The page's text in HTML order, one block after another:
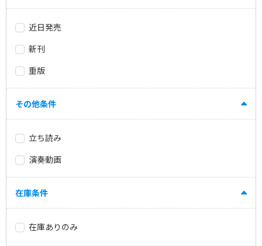
近日発売
新刊
重版
その他条件
立ち読み
演奏動画
在庫条件
在庫ありのみ